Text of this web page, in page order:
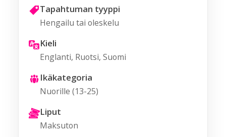
Tapahtuman tyyppi
Hengailu tai oleskelu
Kieli
Englanti, Ruotsi, Suomi
Ikäkategoria
Nuorille (13-25)
Liput
Maksuton